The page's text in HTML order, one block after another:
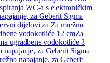
WC-a s elektroničkim
za Geberit Sigma
dijelovi za Za mrežno
vodokotliće 12 cmZa
ugradbene vodokotliće 8
za Geberit Sigma
napajanje, za Geberit